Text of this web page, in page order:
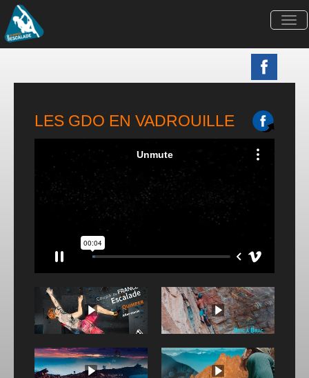
LES GDO EN VADROUILLE